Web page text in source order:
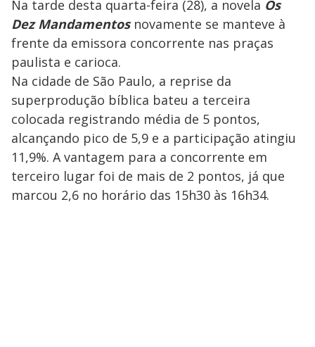
Na tarde desta quarta-feira (28), a novela Os
Dez Mandamentosnovamente se manteve à
frente da emissora concorrente nas praças
paulista e carioca.
Na cidade de São Paulo, a reprise da
superprodução bíblica bateu a terceira
colocada registrando média de 5 pontos,
alcançando pico de 5,9 e a participação atingiu
11,9%. A vantagem para a concorrente em
terceiro lugar foi de mais de 2 pontos, já que
marcou 2,6 no horário das 15h30 às 16h34.